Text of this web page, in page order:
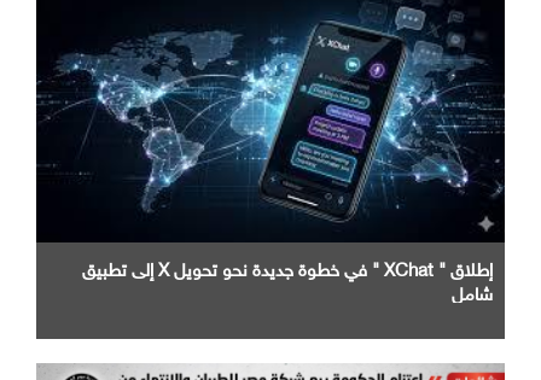
إطلاق " XChat " في خطوة جديدة نحو تحويل X إلى تطبيق
شامل